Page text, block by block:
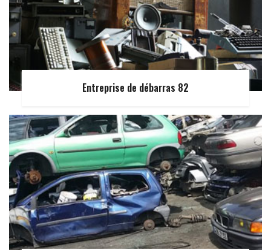
Entreprise de débarras 82